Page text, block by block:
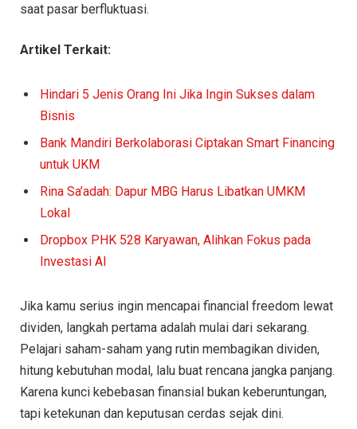
saat pasar berfluktuasi.
Artikel Terkait:
Hindari 5 Jenis Orang Ini Jika Ingin Sukses dalam
Bisnis
Bank Mandiri Berkolaborasi Ciptakan Smart Financing
untuk UKM
Rina Sa’adah: Dapur MBG Harus Libatkan UMKM
Lokal
Dropbox PHK 528 Karyawan, Alihkan Fokus pada
Investasi AI
Jika kamu serius ingin mencapai financial freedom lewat
dividen, langkah pertama adalah mulai dari sekarang.
Pelajari saham-saham yang rutin membagikan dividen,
hitung kebutuhan modal, lalu buat rencana jangka panjang.
Karena kunci kebebasan finansial bukan keberuntungan,
tapi ketekunan dan keputusan cerdas sejak dini.